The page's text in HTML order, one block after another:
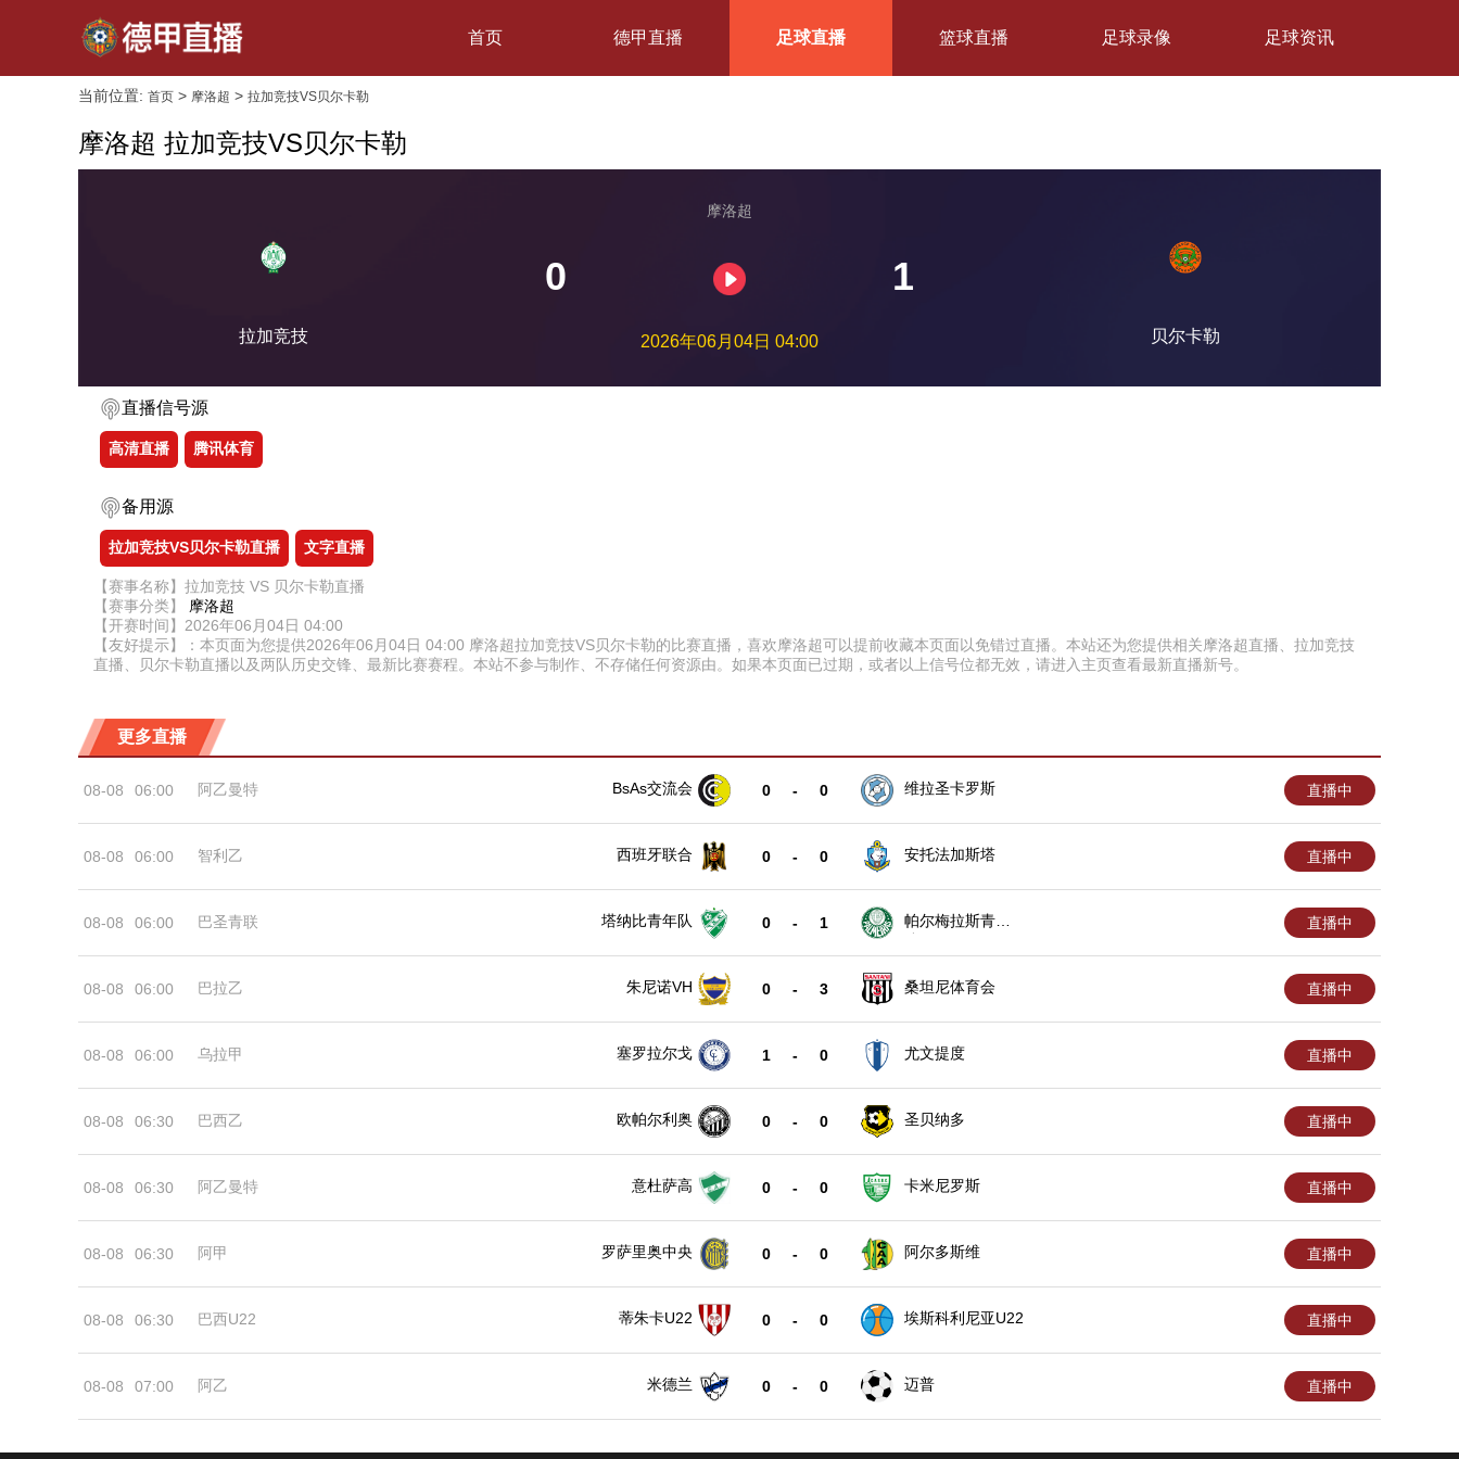
首页 德甲直播 足球直播 篮球直播 足球录像 足球资讯
当前位置: 首页 > 摩洛超 > 拉加竞技VS贝尔卡勒
摩洛超 拉加竞技VS贝尔卡勒
拉加竞技
摩洛超
0 1
2026年06月04日 04:00 贝尔卡勒
直播信号源
高清直播 腾讯体育
备用源
拉加竞技VS贝尔卡勒直播 文字直播
【赛事名称】拉加竞技 VS 贝尔卡勒直播
【赛事分类】 摩洛超
【开赛时间】2026年06月04日 04:00
【友好提示】：本页面为您提供2026年06月04日 04:00 摩洛超拉加竞技VS贝尔卡勒的比赛直播，喜欢摩洛超可以提前收藏本页面以免错过直播。本站还为您提供相关摩洛超直播、拉加竞技
直播、贝尔卡勒直播以及两队历史交锋、最新比赛赛程。本站不参与制作、不存储任何资源由。如果本页面已过期，或者以上信号位都无效，请进入主页查看最新直播新号。
更多直播
08-08 06:00 阿乙曼特 BsAs交流会 0 - 0 维拉圣卡罗斯 直播中
08-08 06:00 智利乙 西班牙联合 0 - 0 安托法加斯塔 直播中
08-08 06:00 巴圣青联 塔纳比青年队 0 - 1
帕尔梅拉斯青年
直播中
08-08 06:00 巴拉乙 朱尼诺VH 0 - 3 桑坦尼体育会 直播中
08-08 06:00 乌拉甲 塞罗拉尔戈 1 - 0 尤文提度 直播中
08-08 06:30 巴西乙 欧帕尔利奥 0 - 0 圣贝纳多 直播中
08-08 06:30 阿乙曼特 意杜萨高 0 - 0 卡米尼罗斯 直播中
08-08 06:30 阿甲 罗萨里奥中央 0 - 0 阿尔多斯维 直播中
08-08 06:30 巴西U22 蒂朱卡U22 0 - 0 埃斯科利尼亚U22 直播中
08-08 07:00 阿乙 米德兰 0 - 0 迈普 直播中